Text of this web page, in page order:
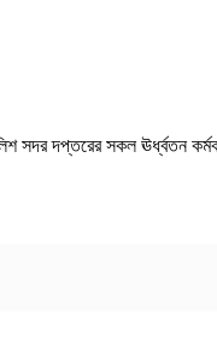
দপ্তরের সকল ঊর্ধ্বতন